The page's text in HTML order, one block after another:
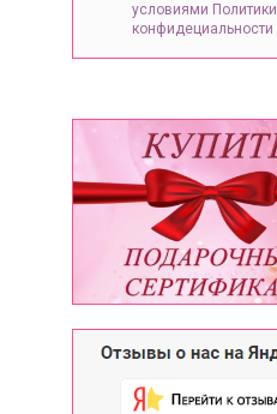
условиями Политики
конфидециальности